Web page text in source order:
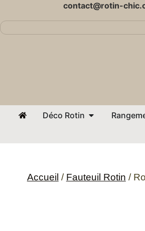
contact@rotin-
Déco Rotin
Accueil / Fauteuil Rotin /